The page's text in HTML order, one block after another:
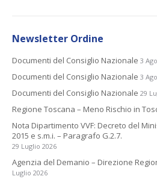
Newsletter Ordine
Documenti del Consiglio Nazionale 3
Documenti del Consiglio Nazionale 3
Documenti del Consiglio Nazionale 29
Regione Toscana – Meno Rischio in
Nota Dipartimento VVF: Decreto del
2015 e s.m.i. – Paragrafo G.2.7.
29 Luglio 2026
Agenzia del Demanio – Direzione
Luglio 2026